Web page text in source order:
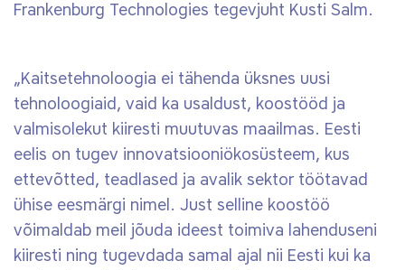
Frankenburg Technologies tegevjuht Kusti Salm.
„Kaitsetehnoloogia ei tähenda üksnes uusi
tehnoloogiaid, vaid ka usaldust, koostööd ja
valmisolekut kiiresti muutuvas maailmas. Eesti
eelis on tugev innovatsiooniökosüsteem, kus
ettevõtted, teadlased ja avalik sektor töötavad
ühise eesmärgi nimel. Just selline koostöö
võimaldab meil jõuda ideest toimiva lahenduseni
kiiresti ning tugevdada samal ajal nii Eesti kui ka